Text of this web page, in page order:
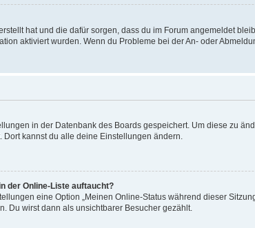
hat und die dafür sorgen, dass du im Forum angemeldet
aktiviert wurden. Wenn du Probleme bei der An- oder
in der Datenbank des Boards gespeichert. Um diese zu
kannst du alle deine Einstellungen ändern.
der Online-Liste auftaucht?
eine Option „Meinen Online-Status während dieser
Du wirst dann als unsichtbarer Besucher gezählt.